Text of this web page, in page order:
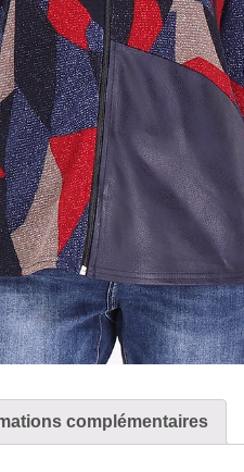
complémentaires